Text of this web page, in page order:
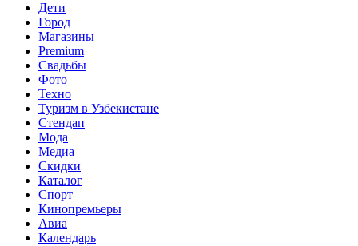
Дети
Город
Магазины
Premium
Свадьбы
Фото
Техно
Туризм в Узбекистане
Стендап
Мода
Медиа
Скидки
Каталог
Спорт
Кинопремьеры
Авиа
Календарь